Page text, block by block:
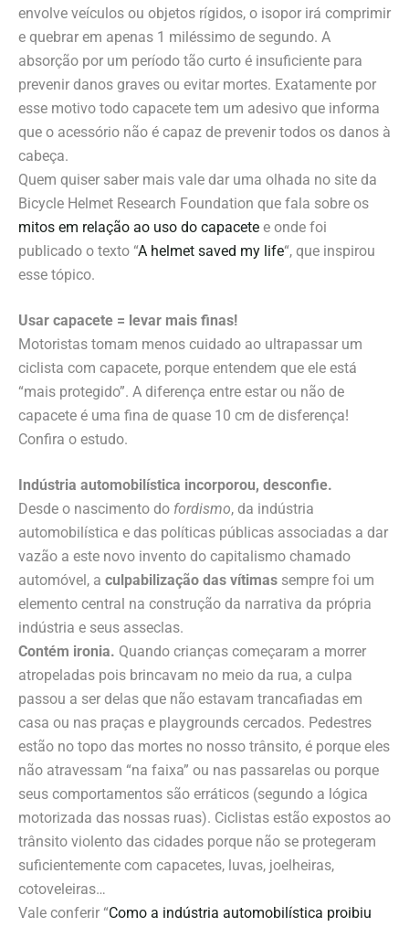
envolve veículos ou objetos rígidos, o isopor irá comprimir
e quebrar em apenas 1 miléssimo de segundo. A
absorção por um período tão curto é insuficiente para
prevenir danos graves ou evitar mortes. Exatamente por
esse motivo todo capacete tem um adesivo que informa
que o acessório não é capaz de prevenir todos os danos à
cabeça.
Quem quiser saber mais vale dar uma olhada no site da
Bicycle Helmet Research Foundation que fala sobre os
mitos em relação ao uso do capacete e onde foi
publicado o texto “A helmet saved my life“, que inspirou
esse tópico.
Usar capacete = levar mais finas!
Motoristas tomam menos cuidado ao ultrapassar um
ciclista com capacete, porque entendem que ele está
“mais protegido”. A diferença entre estar ou não de
capacete é uma fina de quase 10 cm de disferença!
Confira o estudo.
Indústria automobilística incorporou, desconfie.
Desde o nascimento do fordismo, da indústria
automobilística e das políticas públicas associadas a dar
vazão a este novo invento do capitalismo chamado
automóvel, a culpabilização das vítimas sempre foi um
elemento central na construção da narrativa da própria
indústria e seus asseclas.
Contém ironia. Quando crianças começaram a morrer
atropeladas pois brincavam no meio da rua, a culpa
passou a ser delas que não estavam trancafiadas em
casa ou nas praças e playgrounds cercados. Pedestres
estão no topo das mortes no nosso trânsito, é porque eles
não atravessam “na faixa” ou nas passarelas ou porque
seus comportamentos são erráticos (segundo a lógica
motorizada das nossas ruas). Ciclistas estão expostos ao
trânsito violento das cidades porque não se protegeram
suficientemente com capacetes, luvas, joelheiras,
cotoveleiras…
Vale conferir “Como a indústria automobilística proibiu